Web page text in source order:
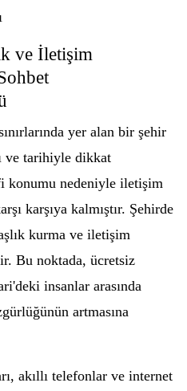
ve İletişim
yer alan bir şehir
ve tarihiyle dikkat
konumu nedeniyle iletişim
karşıya kalmıştır. Şehirde
kurma ve iletişim
Bu noktada, ücretsiz
insanlar arasında
artmasına
akıllı telefonlar ve internet